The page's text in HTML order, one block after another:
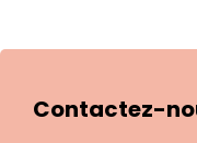
Contactez-